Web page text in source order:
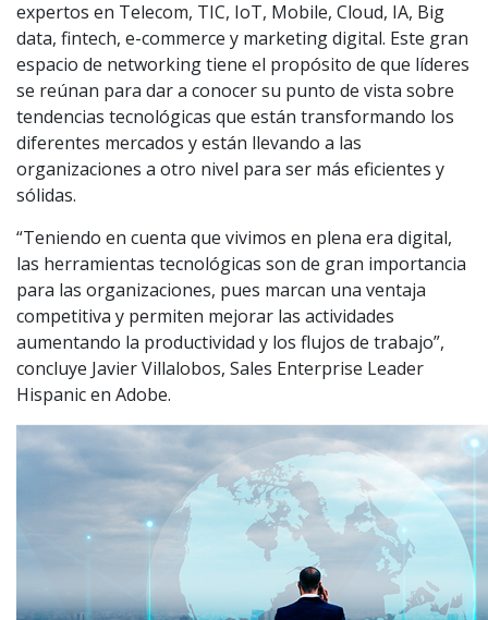
expertos en Telecom, TIC, IoT, Mobile, Cloud, IA, Big
data, fintech, e-commerce y marketing digital. Este gran
espacio de networking tiene el propósito de que líderes
se reúnan para dar a conocer su punto de vista sobre
tendencias tecnológicas que están transformando los
diferentes mercados y están llevando a las
organizaciones a otro nivel para ser más eficientes y
sólidas.
“Teniendo en cuenta que vivimos en plena era digital,
las herramientas tecnológicas son de gran importancia
para las organizaciones, pues marcan una ventaja
competitiva y permiten mejorar las actividades
aumentando la productividad y los flujos de trabajo”,
concluye Javier Villalobos, Sales Enterprise Leader
Hispanic en Adobe.